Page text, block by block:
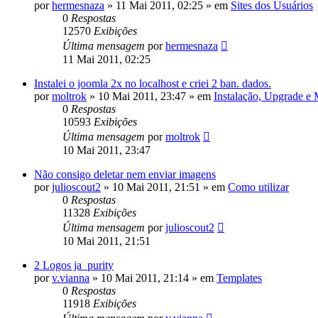
porhermesnaza » 11 Mai 2011, 02:25 » em Sites dos Usuários
0 Respostas
12570 Exibições
Última mensagem porhermesnaza
11 Mai 2011, 02:25
Instalei o joomla 2x no localhost e criei 2 ban. dados.
pormoltrok » 10 Mai 2011, 23:47 » em Instalação, Upgrade e
0 Respostas
10593 Exibições
Última mensagem pormoltrok
10 Mai 2011, 23:47
Não consigo deletar nem enviar imagens
porjulioscout2 » 10 Mai 2011, 21:51 » em Como utilizar
0 Respostas
11328 Exibições
Última mensagem porjulioscout2
10 Mai 2011, 21:51
2 Logos ja_purity
porv.vianna » 10 Mai 2011, 21:14 » em Templates
0 Respostas
11918 Exibições